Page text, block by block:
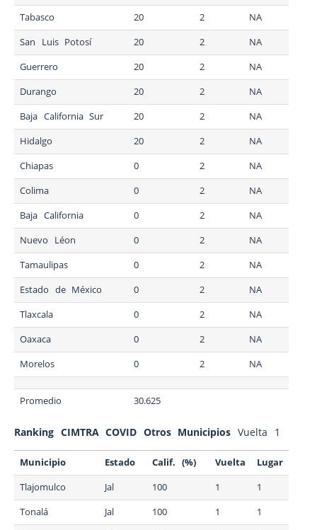
Tabasco 20 2 NA
San Luis Potosí 20 2 NA
Guerrero 20 2 NA
Durango 20 2 NA
Baja California Sur 20 2 NA
Hidalgo 20 2 NA
Chiapas 0 2 NA
Colima 0 2 NA
Baja California 0 2 NA
Nuevo Léon 0 2 NA
Tamaulipas 0 2 NA
Estado de México 0 2 NA
Tlaxcala 0 2 NA
Oaxaca 0 2 NA
Morelos 0 2 NA
Promedio 30.625
Ranking CIMTRA COVID Otros Municipios Vuelta 1
Municipio Estado Calif. (%) Vuelta Lugar
Tlajomulco Jal 100 1 1
Tonalá Jal 100 1 1